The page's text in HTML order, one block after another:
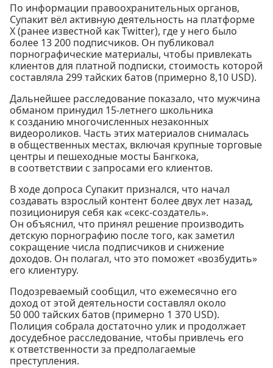
По информации правоохранительных органов,
Супакит вёл активную деятельность на платформе
X (ранее известной как Twitter), где у него было
более 13 200 подписчиков. Он публиковал
порнографические материалы, чтобы привлекать
клиентов для платной подписки, стоимость которой
составляла 299 тайских батов (примерно 8,10 USD).
Дальнейшее расследование показало, что мужчина
обманом принудил 15-летнего школьника
к созданию многочисленных незаконных
видеороликов. Часть этих материалов снималась
в общественных местах, включая крупные торговые
центры и пешеходные мосты Бангкока,
в соответствии с запросами его клиентов.
В ходе допроса Супакит признался, что начал
создавать взрослый контент более двух лет назад,
позиционируя себя как «секс-создатель».
Он объяснил, что принял решение производить
детскую порнографию после того, как заметил
сокращение числа подписчиков и снижение
доходов. Он полагал, что это поможет «возбудить»
его клиентуру.
Подозреваемый сообщил, что ежемесячно его
доход от этой деятельности составлял около
50 000 тайских батов (примерно 1 370 USD).
Полиция собрала достаточно улик и продолжает
досудебное расследование, чтобы привлечь его
к ответственности за предполагаемые
преступления.